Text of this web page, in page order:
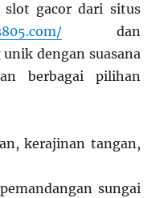
slot gacor dari situs
dan
dengan suasana
berbagai pilihan
kerajinan tangan,
sungai